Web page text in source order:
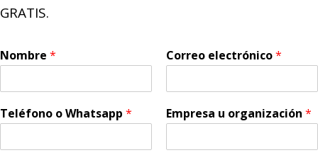
GRATIS.
Nombre * Correo electrónico*
Teléfono o Whatsapp * Empresa u organización *